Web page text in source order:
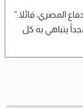
المصري، قائلا:”
يتباهي به كل